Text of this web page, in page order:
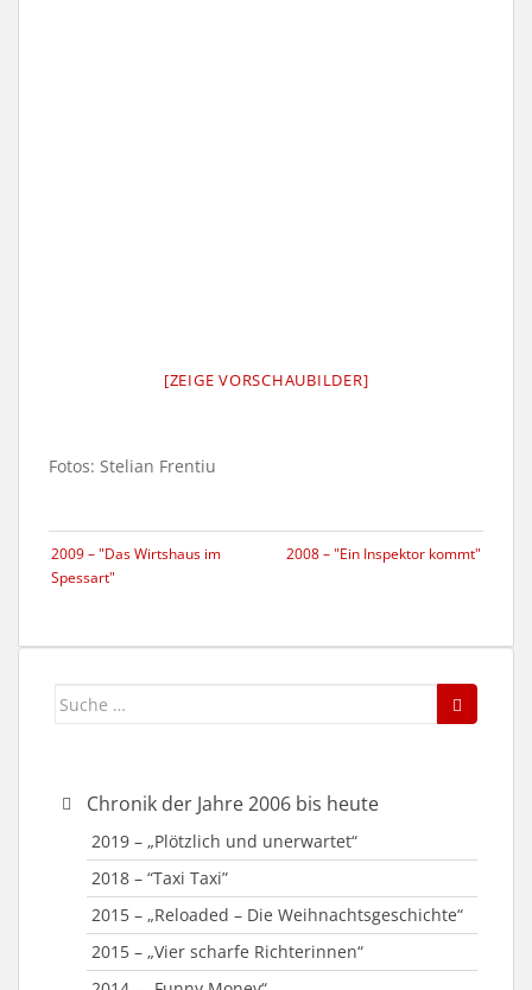
[ZEIGE VORSCHAUBILDER]
Fotos: Stelian Frentiu
2009 – "Das Wirtshaus im
Spessart"
2008 – "Ein Inspektor kommt"
Suche
Chronik der Jahre 2006 bis heute
2019 – „Plötzlich und unerwartet“
2018 – “Taxi Taxi”
2015 – „Reloaded – Die Weihnachtsgeschichte“
2015 – „Vier scharfe Richterinnen“